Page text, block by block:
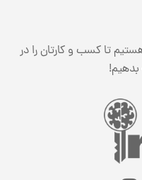
تا کسب و کارتان را در